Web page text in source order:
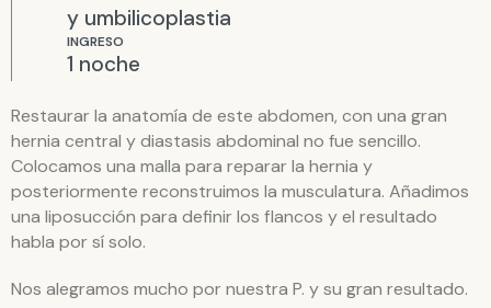
y umbilicoplastia
INGRESO
1 noche
Restaurar la anatomía de este abdomen, con una gran
hernia central y diastasis abdominal no fue sencillo.
Colocamos una malla para reparar la hernia y
posteriormente reconstruimos la musculatura. Añadimos
una liposucción para definir los flancos y el resultado
habla por sí solo.
Nos alegramos mucho por nuestra P. y su gran resultado.